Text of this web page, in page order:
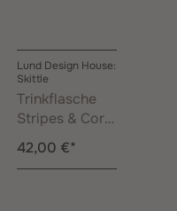
Lund Design House:
Skittle
Trinkflasche
Stripes & Coral
0,50 l
42,00 €*